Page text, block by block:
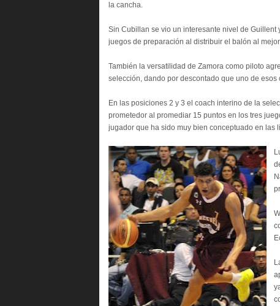
la cancha.
Sin Cubillan se vio un interesante nivel de
juegos de preparación al distribuir el balón al
También la versatilidad de Zamora como piloto
selección, dando por descontado que uno de
En las posiciones 2 y 3 el coach interino de la
prometedor al promediar 15 puntos en los tres
jugador que ha sido muy bien conceptuado en las